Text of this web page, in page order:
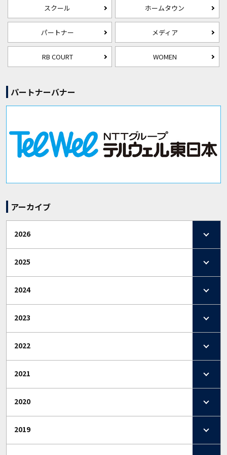
スクール ホームタウン
パートナー メディア
RB COURT WOMEN
パートナーバナー
アーカイブ
2026
2025
2024
2023
2022
2021
2020
2019